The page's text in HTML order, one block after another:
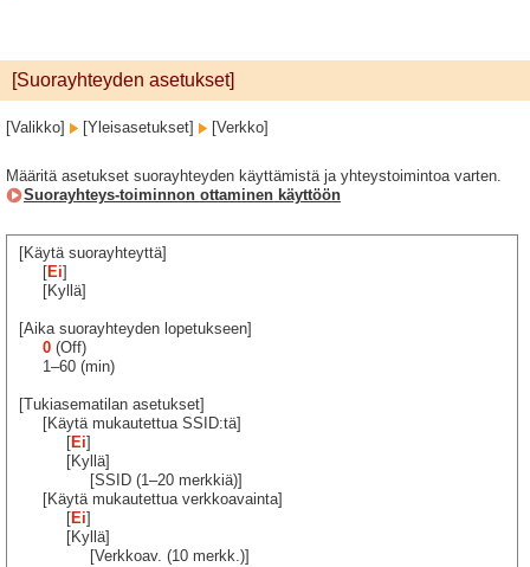
[Suorayhteyden asetukset]
[Valikko] [Yleisasetukset] [Verkko]
Määritä asetukset suorayhteyden käyttämistä ja yhteystoimintoa varten.
Suorayhteys-toiminnon ottaminen käyttöön
[Käytä suorayhteyttä]
[Ei]
[Kyllä]
[Aika suorayhteyden lopetukseen]
0 (Off)
1–60 (min)
[Tukiasematilan asetukset]
[Käytä mukautettua SSID:tä]
[Ei]
[Kyllä]
[SSID (1–20 merkkiä)]
[Käytä mukautettua verkkoavainta]
[Ei]
[Kyllä]
[Verkkoav. (10 merkk.)]